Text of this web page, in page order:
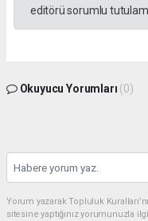
editörü sorumlu
Okuyucu Yorumları (0)
Yorum yazarak Topluluk
sitesine yaptığınız yorumunuzla